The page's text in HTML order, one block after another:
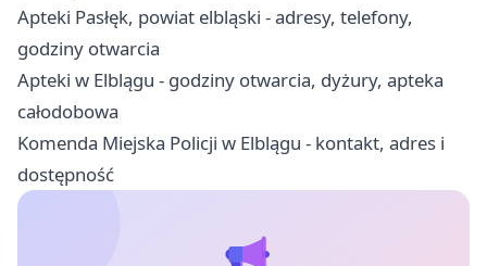
Apteki Pasłęk, powiat elbląski - adresy, telefony,
godziny otwarcia
Apteki w Elblągu - godziny otwarcia, dyżury, apteka
całodobowa
Komenda Miejska Policji w Elblągu - kontakt, adres i
dostępność